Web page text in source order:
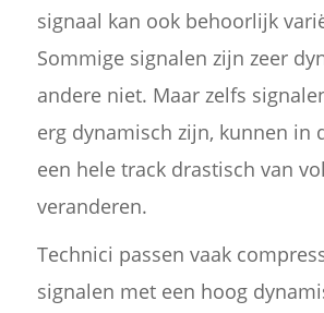
signaal kan ook behoorlijk
Sommige signalen zijn zeer
andere niet. Maar zelfs
erg dynamisch zijn, kunnen in
een hele track drastisch van
veranderen.
Technici passen vaak
signalen met een hoog